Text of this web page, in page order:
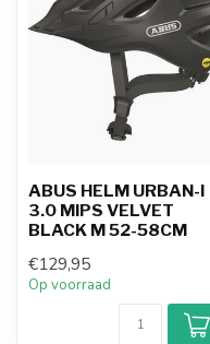
ABUS HELM URBAN-I
3.0 MIPS VELVET
BLACK M 52-58CM
€129,95
Op voorraad